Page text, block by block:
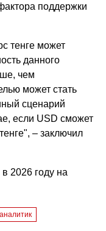
поддержки
тенге может
данного
чем
может стать
сценарий
если USD сможет
– заключил
в 2026 году на
аналитик